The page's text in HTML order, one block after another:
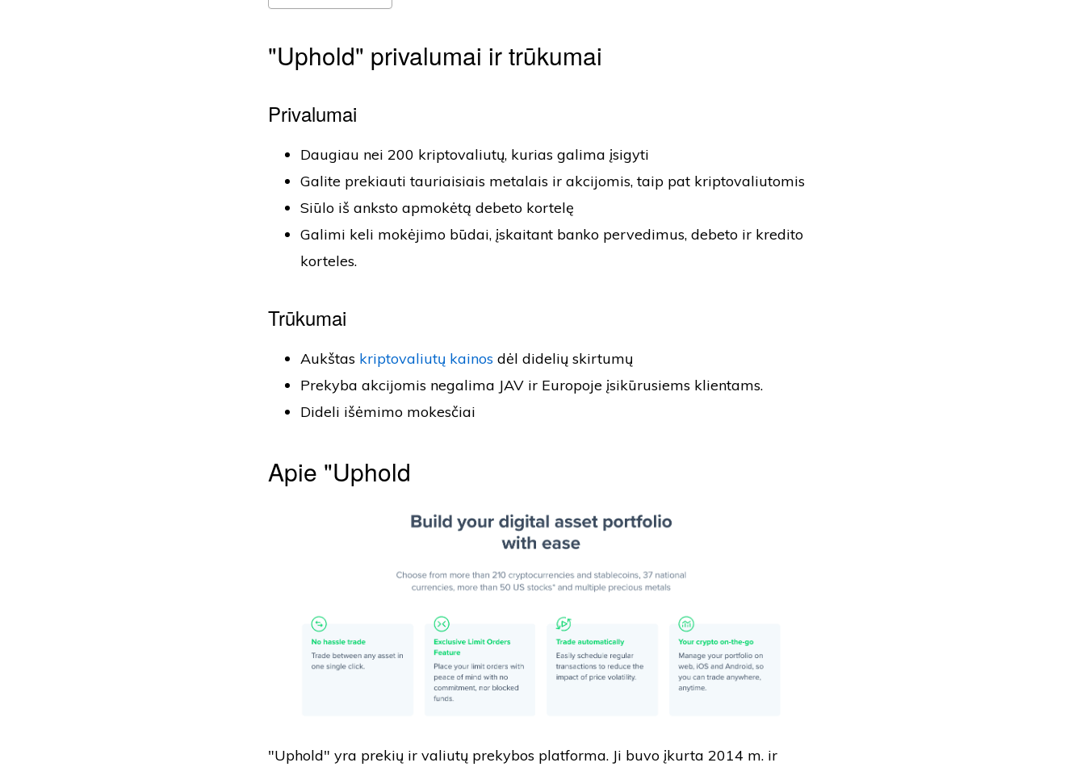
"Uphold" privalumai ir trūkumai
Privalumai
Daugiau nei 200 kriptovaliutų, kurias galima įsigyti
Galite prekiauti tauriaisiais metalais ir akcijomis, taip pat kriptovaliutomis
Siūlo iš anksto apmokėtą debeto kortelę
Galimi keli mokėjimo būdai, įskaitant banko pervedimus, debeto ir kredito
korteles.
Trūkumai
Aukštas kriptovaliutų kainos dėl didelių skirtumų
Prekyba akcijomis negalima JAV ir Europoje įsikūrusiems klientams.
Dideli išėmimo mokesčiai
Apie "Uphold
"Uphold" yra prekių ir valiutų prekybos platforma. Ji buvo įkurta 2014 m. ir